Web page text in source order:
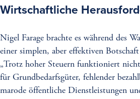
Wirtschaftliche
Nigel Farage brachte es während des
einer simplen, aber effektiven
„Trotz hoher Steuern funktioniert
für Grundbedarfsgüter, fehlender
marode öffentliche Dienstleistungen